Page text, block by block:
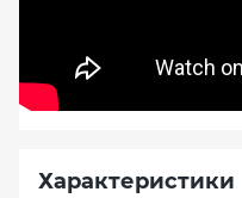
Характеристики